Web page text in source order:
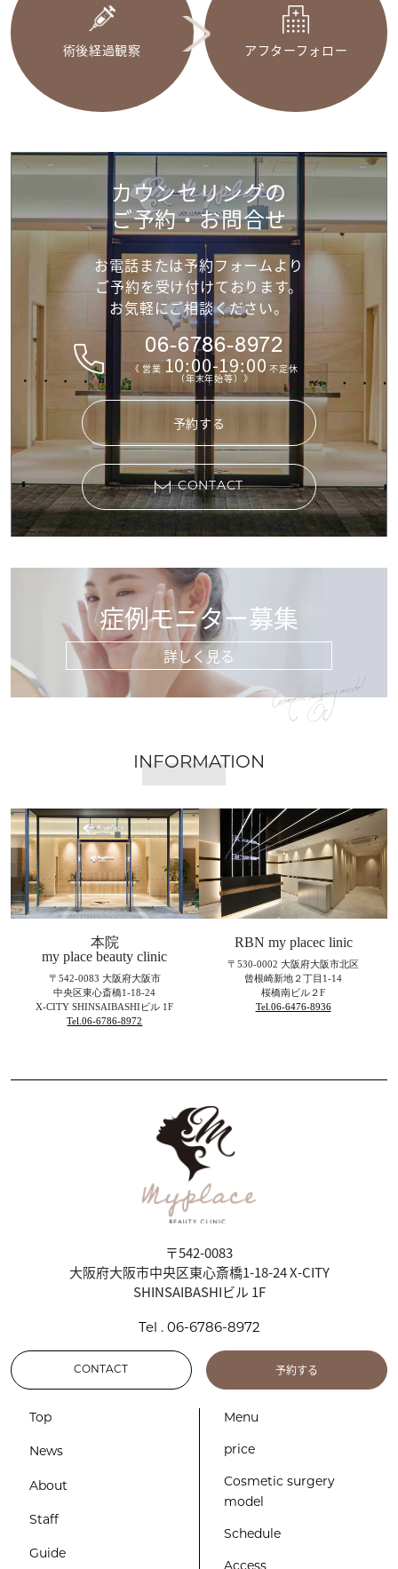
術後経過観察 アフターフォロー
カウンセリングの
ご予約・お問合せ
お電話または予約フォームより
ご予約を受け付けております。
お気軽にご相談ください。
06-6786-8972
《 営業 10:00-19:00不定休
（年末年始等）》
予約する
CONTACT
症例モニター募集
詳しく見る
Cosmetic surgery model
INFORMATION
本院
my place beauty clinic
〒542-0083 大阪府大阪市
中央区東心斎橋1-18-24
X-CITY SHINSAIBASHIビル 1F
Tel.06-6786-8972
RBN my placec linic
〒530-0002 大阪府大阪市北区
曾根崎新地２丁目1-14
桜橋南ビル２F
Tel.06-6476-8936
〒542-0083
大阪府大阪市中央区東心斎橋1-18-24 X-CITY
SHINSAIBASHIビル 1F
Tel . 06-6786-8972
CONTACT 予約する
Top
News
About
Staff
Guide
Menu
price
Cosmetic surgery
model
Schedule